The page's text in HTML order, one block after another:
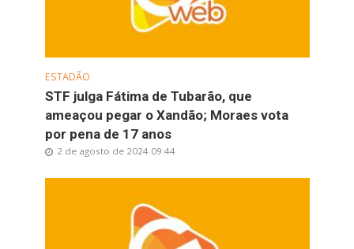
ESTADÃO
STF julga Fátima de Tubarão, que
ameaçou pegar o Xandão; Moraes vota
por pena de 17 anos
2 de agosto de 2024 09:44